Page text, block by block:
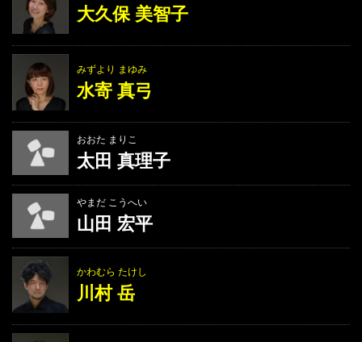
大久保 美智子
みずより まゆみ
水寄 真弓
おおた まりこ
太田 真理子
やまだ こうへい
山田 宏平
かわむら たけし
川村 岳